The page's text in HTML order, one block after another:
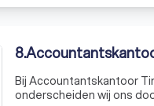
8.
Bij Accountantskantoor
onderscheiden wij ons